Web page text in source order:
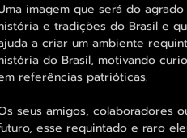
imagem que será do
e tradições do Brasil e
a criar um ambiente
do Brasil, motivando
referências patrióticas.
seus amigos, colaboradores
esse requintado e raro